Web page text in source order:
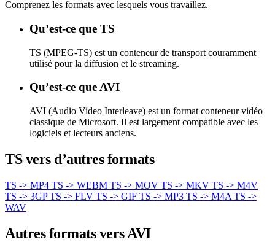
Comprenez les formats avec lesquels vous travaillez.
Qu’est-ce que TS
TS (MPEG-TS) est un conteneur de transport couramment
utilisé pour la diffusion et le streaming.
Qu’est-ce que AVI
AVI (Audio Video Interleave) est un format conteneur vidéo
classique de Microsoft. Il est largement compatible avec les
logiciels et lecteurs anciens.
TS vers d’autres formats
TS -> MP4 TS -> WEBM TS -> MOV TS -> MKV TS -> M4V
TS -> 3GPTS -> FLV TS -> GIF TS -> MP3 TS -> M4A TS ->
WAV
Autres formats vers AVI